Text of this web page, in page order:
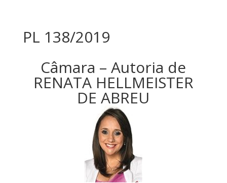
PL 138/2019
Câmara – Autoria de
RENATA HELLMEISTER
DE ABREU